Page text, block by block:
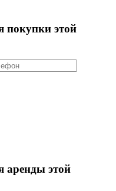
покупки этой
аренды этой